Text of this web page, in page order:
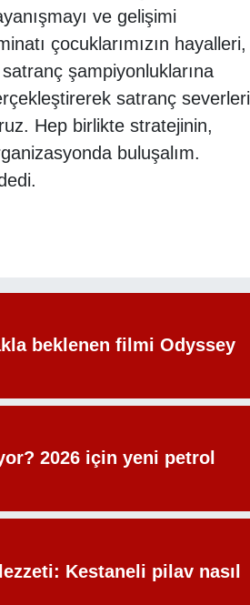
ve gelişimi
çocuklarımızın hayalleri,
şampiyonluklarına
satranç severleri
Hep birlikte stratejinin,
buluşalım.
beklenen filmi Odyssey
2026 için yeni petrol
Kestaneli pilav nasıl